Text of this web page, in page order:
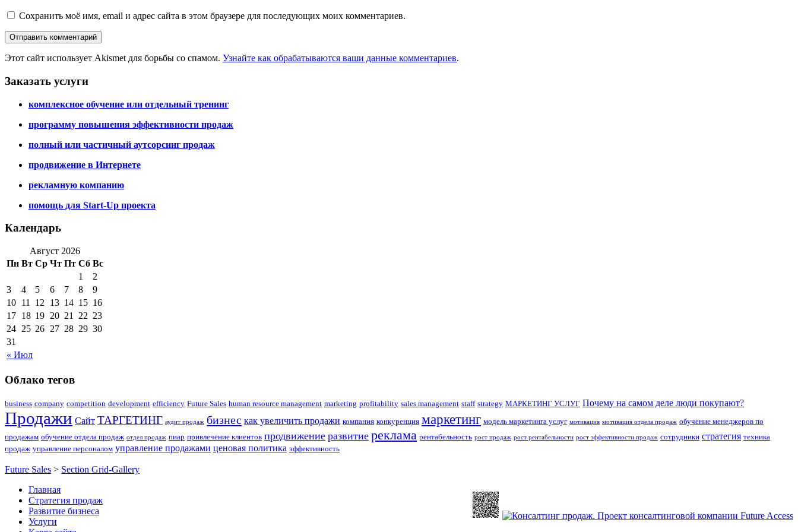
Сохранить моё имя, email и адрес сайта в этом браузере для последующих моих комментариев.
Этот сайт использует Akismet для борьбы со спамом. Узнайте как обрабатываются ваши данные комментариев.
Заказать услуги
комплексное обучение или отдельный тренинг
программу повышения эффективности продаж
полный или частичный аутсорсинг продаж
продвижение в Интернете
рекламную компанию
помощь для Start-Up проекта
Календарь
Август 2026
Пн Вт Ср Чт Пт Сб Вс
« Июл
1
2
3
4 5 6 7 8
9
10 11 12 13 14 15 16
17 18 19 20 21 22 23
24 25 26 27 28 29 30
31
Облако тегов
business company competition development efficiency Future Sales human resource management marketing profitability sales management staff strategy МАРКЕТИНГ УСЛУГ Почему на самом деле люди покупают?
Продажи Сайт ТАРГЕТИНГ аудит продаж бизнес как увеличить продажи компания конкуренция маркетинг модель маркетинга услуг мотивация мотивация отдела продаж обучение менеджеров по
продажам обучение отдела продаж отдел продаж пиар привлечение клиентов продвижение развитие реклама рентабельность рост продаж рост рентабельности рост эффективности продаж сотрудники стратегия техника
продаж управление персоналом управление продажами ценовая политика эффективность
Future Sales > Section Grid-Gallery
Главная
Стратегия продаж
Развитие бизнеса
Услуги